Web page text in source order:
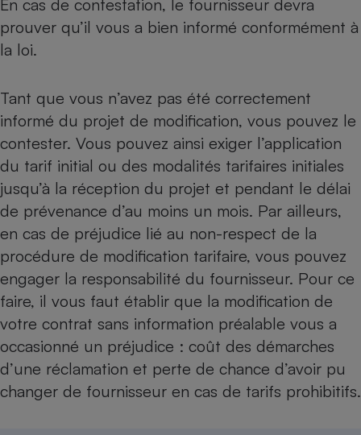
En cas de contestation, le fournisseur devra
prouver qu’il vous a bien informé conformément à
la loi.
Tant que vous n’avez pas été correctement
informé du projet de modification, vous pouvez le
contester. Vous pouvez ainsi exiger l’application
du tarif initial ou des modalités tarifaires initiales
jusqu’à la réception du projet et pendant le délai
de prévenance d’au moins un mois. Par ailleurs,
en cas de préjudice lié au non-respect de la
procédure de modification tarifaire, vous pouvez
engager la responsabilité du fournisseur. Pour ce
faire, il vous faut établir que la modification de
votre contrat sans information préalable vous a
occasionné un préjudice : coût des démarches
d’une réclamation et perte de chance d’avoir pu
changer de fournisseur en cas de tarifs prohibitifs.